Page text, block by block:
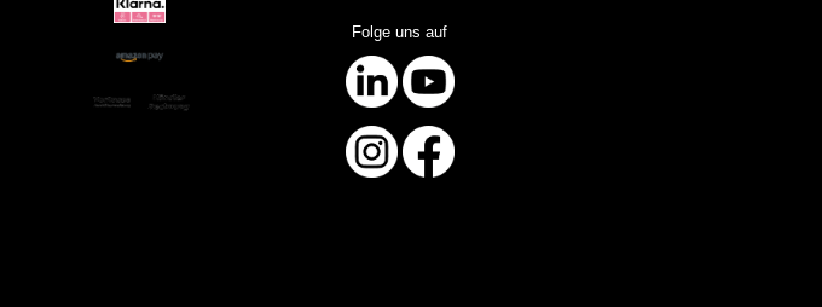
Folge uns auf